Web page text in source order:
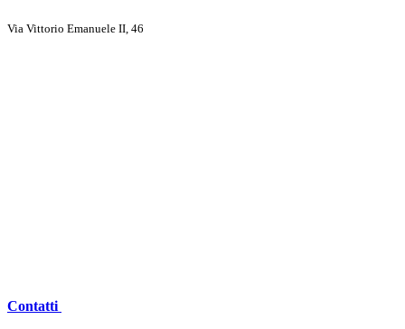
Via Vittorio Emanuele II, 46
Contatti